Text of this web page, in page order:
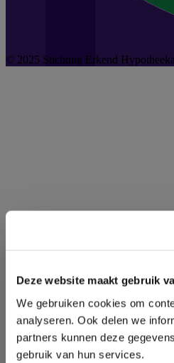
Deze website maakt gebruik
We gebruiken cookies om
analyseren. Ook delen we
partners kunnen deze
gebruik van hun services.
© 2025 Stichting Erkend